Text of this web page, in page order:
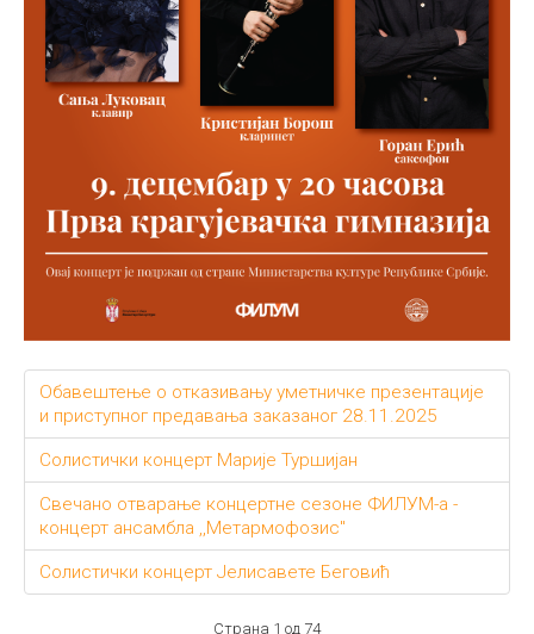
Обавештење о отказивању уметничке презентације
и приступног предавања заказаног 28.11.2025
Солистички концерт Марије Туршијан
Свечано отварање концертне сезоне ФИЛУМ-а -
концерт ансамбла ,,Метармофозис"
Солистички концерт Јелисавете Беговић
Страна 1 од 74